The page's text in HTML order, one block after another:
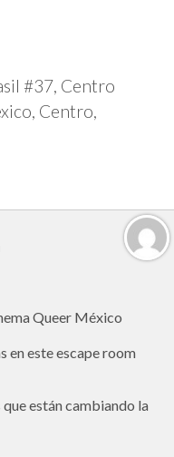
#37, Centro
Centro,
Queer México
en este escape room
están cambiando la